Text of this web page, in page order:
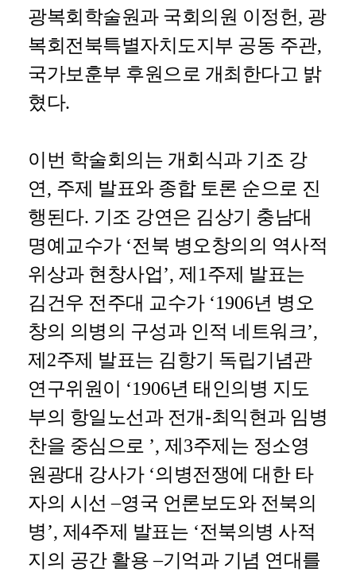
광복회학술원과 국회의원 이정헌, 광
복회전북특별자치도지부 공동 주관,
국가보훈부 후원으로 개최한다고 밝
혔다.
이번 학술회의는 개회식과 기조 강
연, 주제 발표와 종합 토론 순으로 진
행된다. 기조 강연은 김상기 충남대
명예교수가 ‘전북 병오창의의 역사적
위상과 현창사업’,제 1주제 발표는
김건우 전주대 교수가 ‘1906년 병오
창의 의병의 구성과 인적 네트워크’,
제 2주제 발표는 김항기 독립기념관
연구위원이 ‘1906년 태인의병 지도
부의 항일노선과 전개-최익현과 임병
찬을 중심으로 ’,제 3주제는 정소영
원광대 강사가 ‘의병전쟁에 대한 타
자의 시선–영국 언론보도와 전북의
병’, 제4주제 발표는 ‘전북의병 사적
지의 공간 활용–기억과 기념 연대를